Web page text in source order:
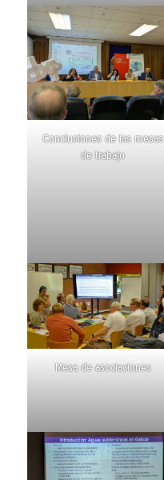
Conclusiones de las mesas
de trabajo
Mesa de asociaciones